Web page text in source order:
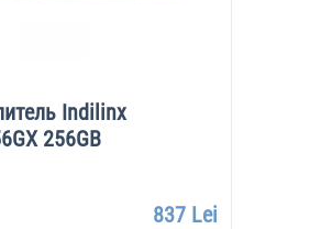
Indilinx
256GB
837 Lei